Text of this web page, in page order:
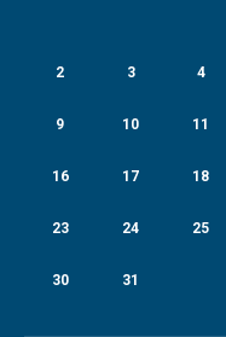
2 3 4
9 10 11
16 17 18
23 24 25
30 31